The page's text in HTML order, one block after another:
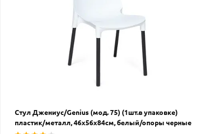
Стул Джениус/Genius (мод. 75) (1шт.в упаковке)
пластик/металл, 46x56x84cм, белый/опоры черные